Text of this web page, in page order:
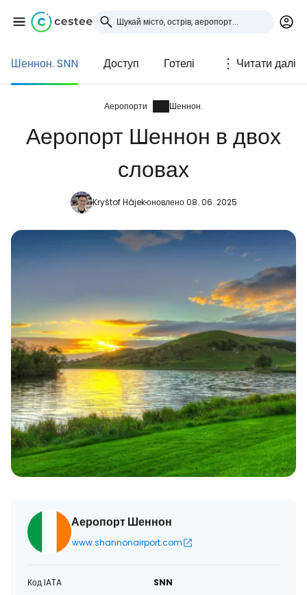
Шеннон. SNN Доступ Готелі Читати далі
Аеропорти Шеннон.
Аеропорт Шеннон в двох
словах
Kryštof Hájekоновлено 08. 06. 2025
Аеропорт Шеннон
www.shannonairport.com
Код IATA
SNN
Увійдіть до Cestee
... світова туристична спільнота
Продовжуйте з Google
Продовжуйте у Facebook